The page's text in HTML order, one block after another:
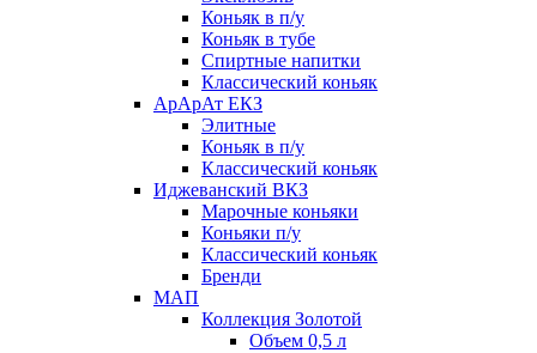
Коньяк в п/у
Коньяк в тубе
Спиртные напитки
Классический коньяк
АрАрАт ЕКЗ
Элитные
Коньяк в п/у
Классический коньяк
Иджеванский ВКЗ
Марочные коньяки
Коньяки п/у
Классический коньяк
Бренди
МАП
Коллекция Золотой
Объем 0,5 л